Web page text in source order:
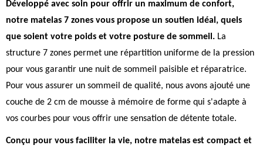
Développé avec soin pour offrir un maximum de confort,
notre matelas 7 zones vous propose un soutien idéal, quels
que soient votre poids et votre posture de sommeil. La
structure 7 zones permet une répartition uniforme de la pression
pour vous garantir une nuit de sommeil paisible et réparatrice.
Pour vous assurer un sommeil de qualité, nous avons ajouté une
couche de 2 cm de mousse à mémoire de forme qui s'adapte à
vos courbes pour vous offrir une sensation de détente totale.
Conçu pour vous faciliter la vie, notre matelas est compact et